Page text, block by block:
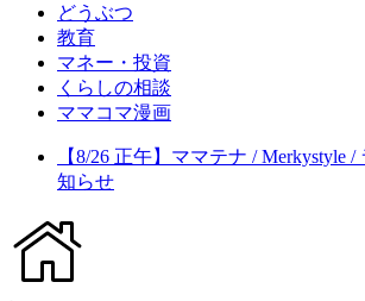
どうぶつ
教育
マネー・投資
くらしの相談
ママコマ漫画
【8/26 正午】ママテナ / Merkystyle
知らせ